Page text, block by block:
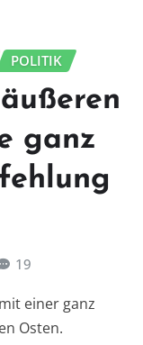
POLITIK
ganz
19
einer ganz
Osten.